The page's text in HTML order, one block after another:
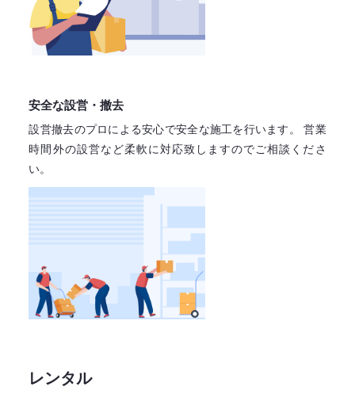
安全な設営・撤去
設営撤去のプロによる安心で安全な施工を行います。
営業
時間外の設営など柔軟に対応致しますのでご相談くださ
い。
レンタル